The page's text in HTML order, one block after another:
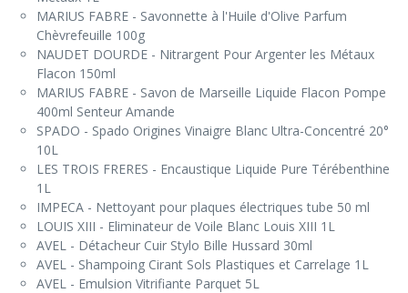
MARIUS FABRE - Savonnette à l'Huile d'Olive Parfum
Chèvrefeuille 100g
NAUDET DOURDE - Nitrargent Pour Argenter les Métaux
Flacon 150ml
MARIUS FABRE - Savon de Marseille Liquide Flacon Pompe
400ml Senteur Amande
SPADO - Spado Origines Vinaigre Blanc Ultra-Concentré 20°
10L
LES TROIS FRERES - Encaustique Liquide Pure Térébenthine
1L
IMPECA - Nettoyant pour plaques électriques tube 50 ml
LOUIS XIII - Eliminateur de Voile Blanc Louis XIII 1L
AVEL - Détacheur Cuir Stylo Bille Hussard 30ml
AVEL - Shampoing Cirant Sols Plastiques et Carrelage 1L
AVEL - Emulsion Vitrifiante Parquet 5L